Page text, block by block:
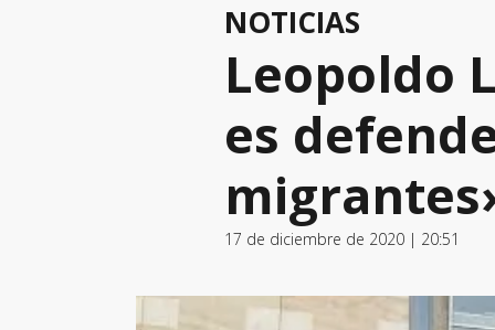
NOTICIAS
Leopoldo
es
17 de diciembre de 2020 | 20:51